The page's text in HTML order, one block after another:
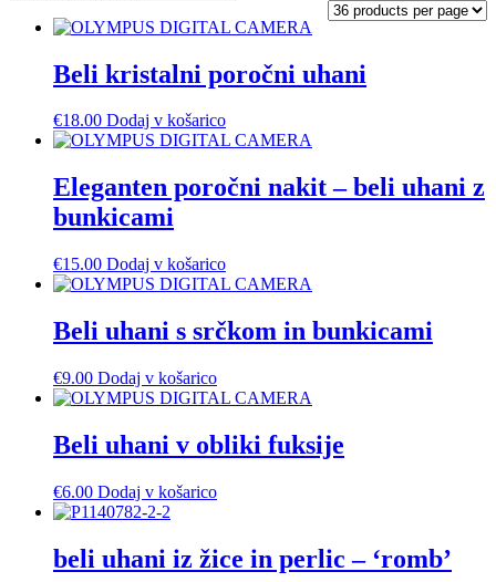
Beli kristalni poročni uhani
€18.00 Dodaj v košarico
Eleganten poročni nakit – beli uhani z
bunkicami
€15.00 Dodaj v košarico
Beli uhani s srčkom in bunkicami
€9.00 Dodaj v košarico
Beli uhani v obliki fuksije
€6.00 Dodaj v košarico
beli uhani iz žice in perlic – ‘romb’